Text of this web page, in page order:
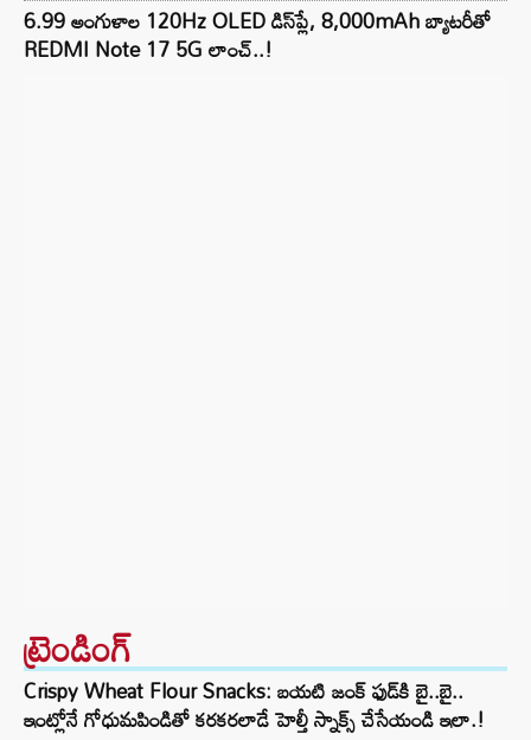
6.99 అంగుళాల 120Hz OLED డిస్‌ప్లే, 8,000mAh బ్యాటరీతో
REDMI Note 17 5G లాంచ్..!
ట్రెండింగ్‌
Crispy Wheat Flour Snacks: బయటి జంక్ ఫుడ్‌కి బై..బై..
ఇంట్లోనే గోధుమపిండితో కరకరలాడే హెల్తీ స్నాక్స్ చేసేయండి ఇలా.!